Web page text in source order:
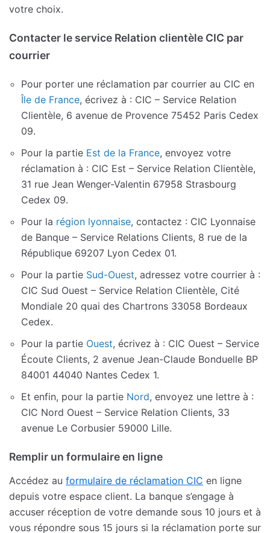
votre choix.
Contacter le service Relation clientèle CIC par
courrier
Pour porter une réclamation par courrier au CIC en
Île de France, écrivez à : CIC – Service Relation
Clientèle, 6 avenue de Provence 75452 Paris Cedex
09.
Pour la partie Est de la France, envoyez votre
réclamation à : CIC Est – Service Relation Clientèle,
31 rue Jean Wenger-Valentin 67958 Strasbourg
Cedex 09.
Pour la région lyonnaise, contactez : CIC Lyonnaise
de Banque – Service Relations Clients, 8 rue de la
République 69207 Lyon Cedex 01.
Pour la partie Sud-Ouest, adressez votre courrier à :
CIC Sud Ouest – Service Relation Clientèle, Cité
Mondiale 20 quai des Chartrons 33058 Bordeaux
Cedex.
Pour la partie Ouest, écrivez à : CIC Ouest – Service
Écoute Clients, 2 avenue Jean-Claude Bonduelle BP
84001 44040 Nantes Cedex 1.
Et enfin, pour la partie Nord, envoyez une lettre à :
CIC Nord Ouest – Service Relation Clients, 33
avenue Le Corbusier 59000 Lille.
Remplir un formulaire en ligne
Accédez au formulaire de réclamation CIC en ligne
depuis votre espace client. La banque s’engage à
accuser réception de votre demande sous 10 jours et à
vous répondre sous 15 jours si la réclamation porte sur